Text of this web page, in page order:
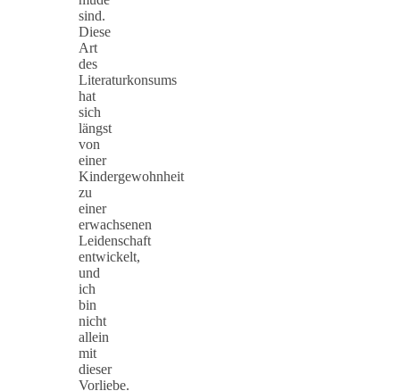
sind.
Diese
Art
des
Literaturkonsums
hat
sich
längst
von
einer
Kindergewohnheit
zu
einer
erwachsenen
Leidenschaft
entwickelt,
und
ich
bin
nicht
allein
mit
dieser
Vorliebe.